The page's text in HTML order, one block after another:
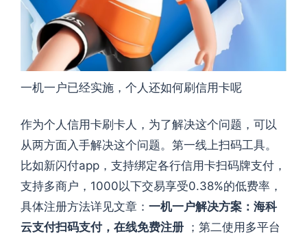
一机一户已经实施，个人还如何刷信用卡呢
作为个人信用卡刷卡人，为了解决这个问题，可以
从两方面入手解决这个问题。第一线上扫码工具。
比如新闪付app，支持绑定各行信用卡扫码牌支付，
支持多商户，1000以下交易享受0.38%的低费率，
具体注册方法详见文章： 一机一户解决方案：海科
云支付扫码支付，在线免费注册 ；第二使用多平台